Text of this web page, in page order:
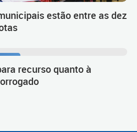
estão entre as dez
recurso quanto à